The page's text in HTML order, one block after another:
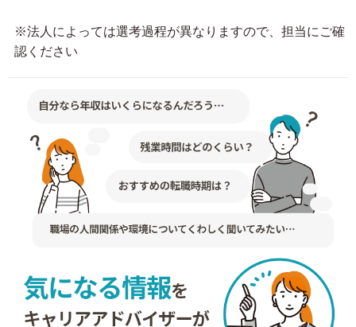
※法人によっては選考過程が異なりますので、担当にご確
認ください